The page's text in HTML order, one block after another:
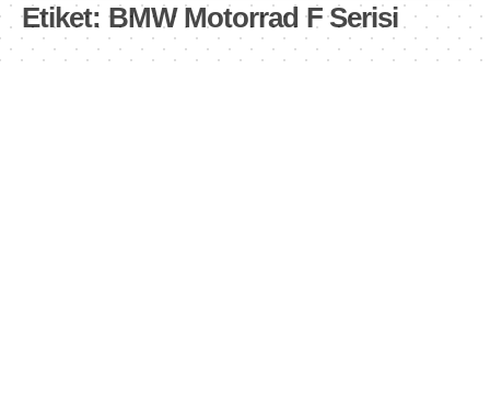
Etiket: BMW Motorrad F Serisi